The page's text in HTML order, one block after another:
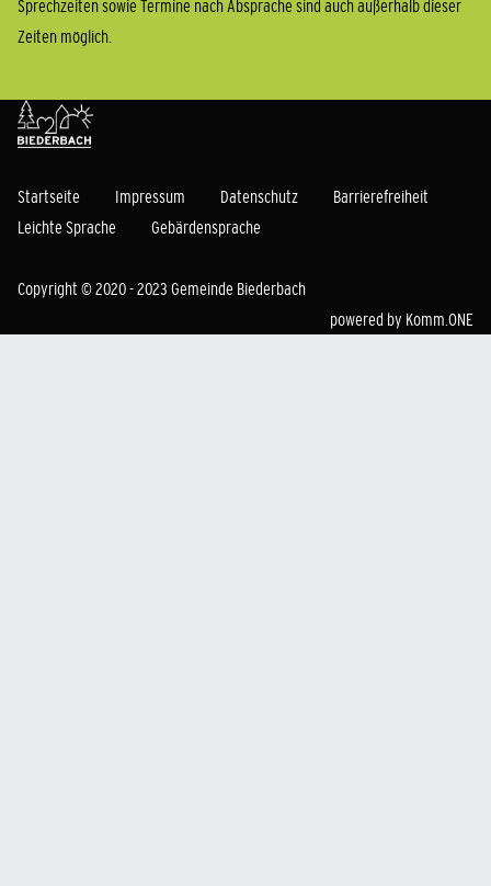
Sprechzeiten sowie Termine nach Absprache sind auch außerhalb dieser
Zeiten möglich.
Startseite Impressum Datenschutz
Barrierefreiheit
Leichte Sprache
Gebärdensprache
Copyright © 2020 - 2023 Gemeinde Biederbach
powered by Komm.ONE